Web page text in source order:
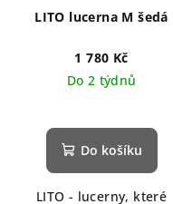
LITO lucerna M šedá
1 780 Kč
Do 2 týdnů
Do košíku
LITO - lucerny, které